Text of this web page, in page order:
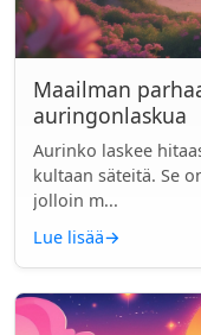
Maailman
auringonlaskua
Aurinko laskee
kultaan säteitä. Se
jolloin m...
Lue lisää→